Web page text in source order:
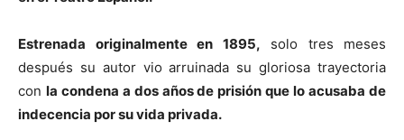
Estrenada originalmente en 1895, solo tres meses
después su autor vio arruinada su gloriosa trayectoria
con la condena a dos años de prisión que lo acusaba de
indecencia por su vida privada.